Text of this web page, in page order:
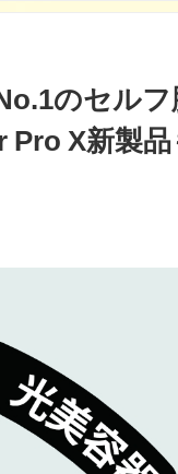
のセルフ
Pro X新製品